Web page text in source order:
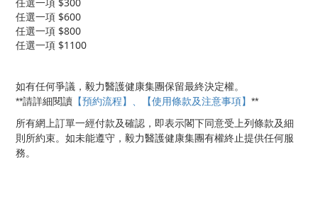
任選一項 $600
任選一項 $800
任選一項 $1100
如有任何爭議，毅力醫護健康集團保留最終決定權。
**請詳細閱讀 【預約流程】、【使用條款及注意事項】 **
所有網上訂單一經付款及確認，即表示閣下同意受上列條款及細
則所約束。如未能遵守，毅力醫護健康集團有權終止提供任何服
務。